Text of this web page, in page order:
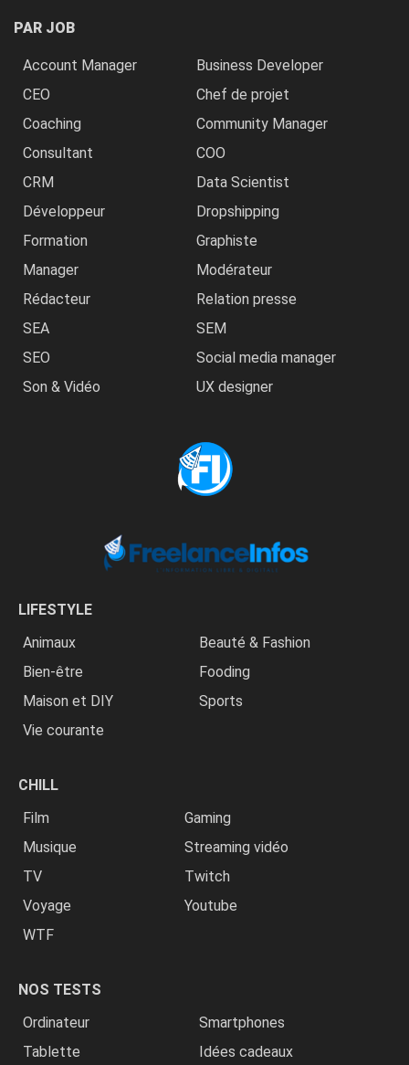
PAR JOB
Account Manager
Business Developer
CEO
Chef de projet
Coaching
Community Manager
Consultant
COO
CRM
Data Scientist
Développeur
Dropshipping
Formation
Graphiste
Manager
Modérateur
Rédacteur
Relation presse
SEA
SEM
SEO
Social media manager
Son & Vidéo
UX designer
LIFESTYLE
Animaux
Beauté & Fashion
Bien-être
Fooding
Maison et DIY
Sports
Vie courante
CHILL
Film
Gaming
Musique
Streaming vidéo
TV
Twitch
Voyage
Youtube
WTF
NOS TESTS
Ordinateur
Smartphones
Tablette
Idées cadeaux